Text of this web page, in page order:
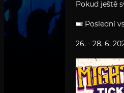
Pokud ještě
🎟️ Poslední
26. - 28. 6.